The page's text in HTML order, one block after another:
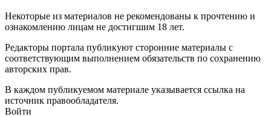
Некоторые из материалов не рекомендованы к прочтению и
ознакомлению лицам не достигшим 18 лет.
Редакторы портала публикуют сторонние материалы с
соответствующим выполнением обязательств по сохранению
авторских прав.
В каждом публикуемом материале указывается ссылка на
источник правообладателя.
Войти